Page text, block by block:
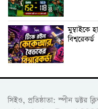
মুম্বাইকে
বিশ্বরেকর্ড
সিইও, প্রতিষ্ঠাতা: স্পীন ডক্টর